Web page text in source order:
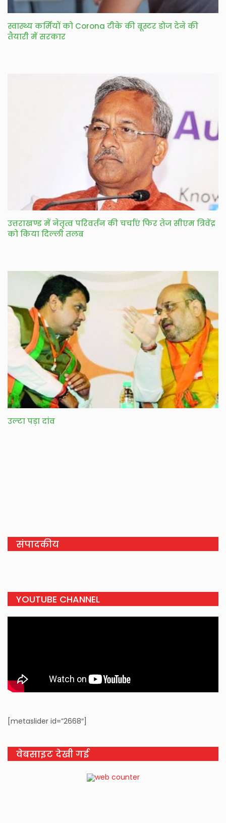
स्वास्थ्य कर्मियों को Corona टीके की बूस्टर डोज देने की
तैयारी में सरकार
उत्तराखण्ड में नेतृत्व परिवर्तन की चर्चाएं फिर तेज सीएम त्रिवेंद्र
को किया दिल्ली तलब
उल्टा पड़ा दांव
संपादकीय
YOUTUBE CHANNEL
[metaslider id=”2668″]
वेबसाइट देखी गई